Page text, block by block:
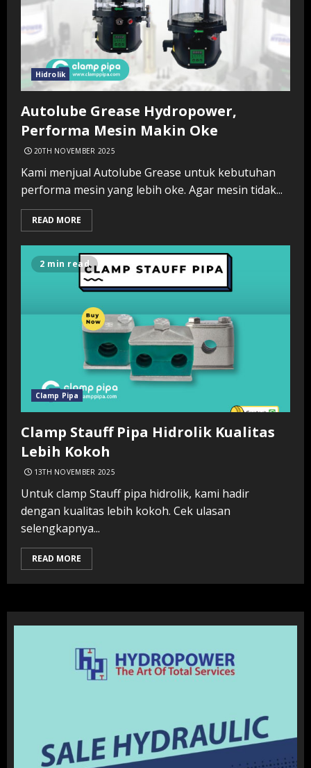
Hidrolik
Autolube Grease Hydropower,
Performa Mesin Makin Oke
20TH NOVEMBER 2025
Kami menjual Autolube Grease untuk kebutuhan
performa mesin yang lebih oke. Agar mesin tidak...
READ MORE
2 min read
Clamp Pipa
Clamp Stauff Pipa Hidrolik Kualitas
Lebih Kokoh
13TH NOVEMBER 2025
Untuk clamp Stauff pipa hidrolik, kami hadir
dengan kualitas lebih kokoh. Cek ulasan
selengkapnya...
READ MORE